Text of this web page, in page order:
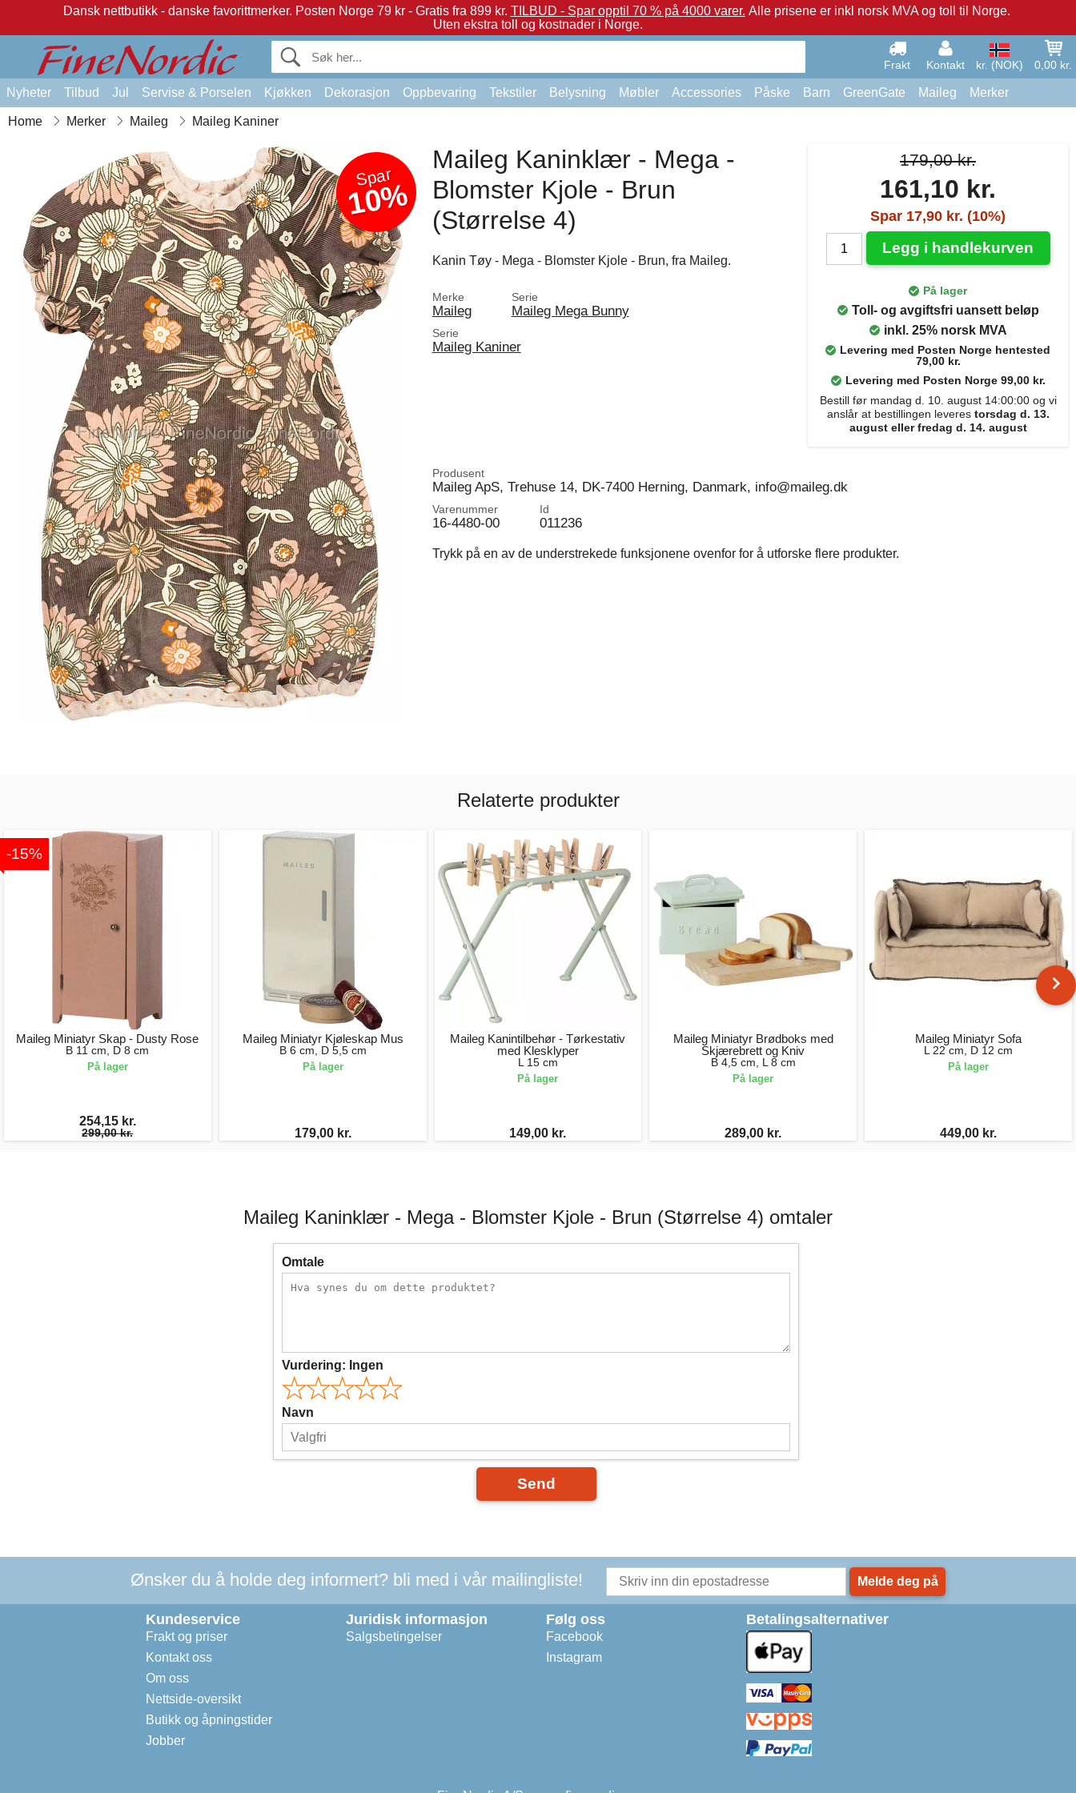
Dansk nettbutikk - danske favorittmerker. Posten Norge 79 kr - Gratis fra 899 kr. TILBUD - Spar opptil 70 % på 4000 varer. Alle prisene er inkl norsk MVA og toll til Norge.
Uten ekstra toll og kostnader i Norge.
Frakt Kontakt kr. (NOK) 0,00 kr.
Nyheter Tilbud Jul Servise & Porselen Kjøkken Dekorasjon Oppbevaring Tekstiler Belysning Møbler Accessories Påske Barn GreenGate Maileg Merker
Home Merker Maileg Maileg Kaniner
Spar
10%
179,00 kr.
161,10 kr.
Spar 17,90 kr. (10%)
Legg i handlekurven
På lager
Toll- og avgiftsfri uansett beløp
inkl. 25% norsk MVA
Levering med Posten Norge hentested
79,00 kr.
Levering med Posten Norge 99,00 kr.
Bestill før mandag d. 10. august 14:00:00 og vi
anslår at bestillingen leveres torsdag d. 13.
august eller fredag d. 14. august
Maileg Kaninklær - Mega -
Blomster Kjole - Brun
(Størrelse 4)
Kanin Tøy - Mega - Blomster Kjole - Brun, fra Maileg.
Merke
Maileg
Serie
Maileg Mega Bunny
Serie
Maileg Kaniner
Produsent
Maileg ApS, Trehuse 14, DK-7400 Herning, Danmark, info@maileg.dk
Varenummer
16-4480-00
Id
011236
Trykk på en av de understrekede funksjonene ovenfor for å utforske flere produkter.
Relaterte produkter
-15%
Maileg Miniatyr Skap - Dusty Rose
B 11 cm, D 8 cm
På lager
254,15 kr.
299,00 kr.
Maileg Miniatyr Kjøleskap Mus
B 6 cm, D 5,5 cm
På lager
179,00 kr.
Maileg Kanintilbehør - Tørkestativ
med Klesklyper
L 15 cm
På lager
149,00 kr.
Maileg Miniatyr Brødboks med
Skjærebrett og Kniv
B 4,5 cm, L 8 cm
På lager
289,00 kr.
Maileg Miniatyr Sofa
L 22 cm, D 12 cm
På lager
449,00 kr.
Maileg Kaninklær - Mega - Blomster Kjole - Brun (Størrelse 4) omtaler
Omtale
Vurdering: Ingen
Navn
Send
Ønsker du å holde deg informert? bli med i vår mailingliste! Melde deg på
Kundeservice
Frakt og priser
Kontakt oss
Om oss
Nettside-oversikt
Butikk og åpningstider
Jobber
Juridisk informasjon
Salgsbetingelser
Følg oss
Facebook
Instagram
Betalingsalternativer